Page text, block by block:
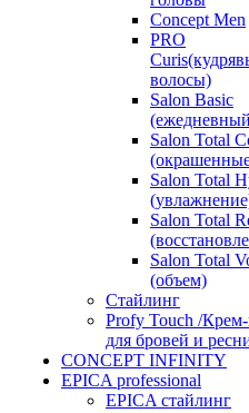
Concept Men
PRO
волосы)
Salon Basic
Salon Total
Salon Total
Salon Total
Salon Total
(объем)
Стайлинг
Profy Touch /Крем-
для бровей и
CONCEPT INFINITY
EPICA professional
EPICA стайлинг